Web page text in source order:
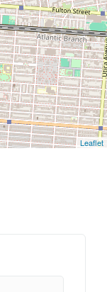
Leaflet